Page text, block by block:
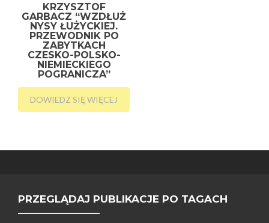
KRZYSZTOF
GARBACZ “WZDŁUŻ
NYSY ŁUŻYCKIEJ.
PRZEWODNIK PO
ZABYTKACH
CZESKO-POLSKO-
NIEMIECKIEGO
POGRANICZA”
DOWIEDZ SIĘ WIĘCEJ
PRZEGLĄDAJ PUBLIKACJE PO TAGACH